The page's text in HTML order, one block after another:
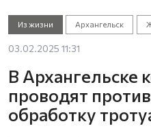
Из жизни Архангельск
03.02.2025 11:31
В Архангельске
проводят
обработку